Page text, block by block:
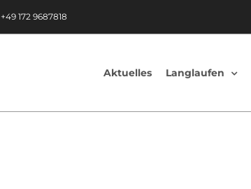
+49 172 9687818
Aktuelles Langlaufen